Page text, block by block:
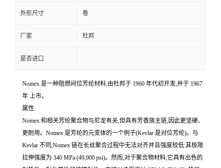
外形尺寸 卷
厂家 杜邦
是否进口
Nomex 是一种阻燃间位芳纶材料,由杜邦于 1960 年代初开发,并于 1967
年 上市。
属性
Nomex 和相关芳纶聚合物与尼龙有关,但具有芳香族主链,因此更坚硬、
更耐用。Nomex 是芳纶的元变体的一个例子(Kevlar 是对位芳纶)。与
Kevlar 不同,Nomex 链在长丝聚合过程中无法对齐并且强度较低:其极限
拉伸强度为 340 MPa (49,000 psi)。然而,对于聚合物材料,它具有出色的